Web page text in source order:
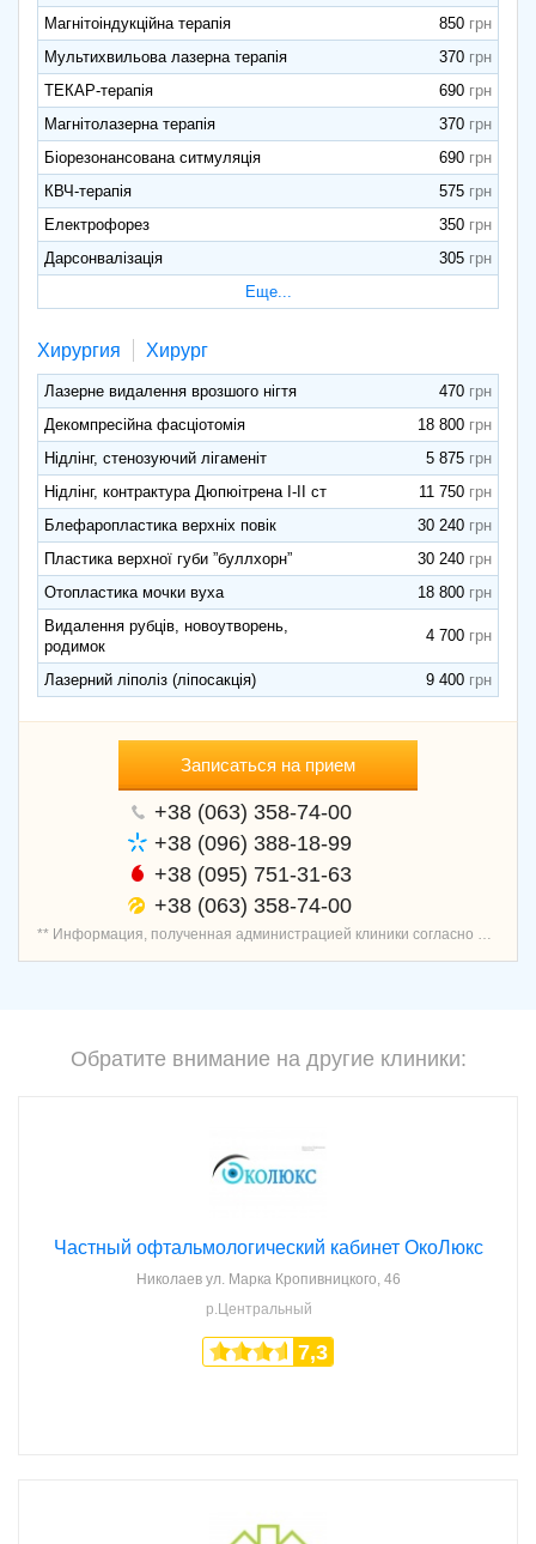
Магнітоіндукційна терапія
850
Мультихвильова лазерна терапія
370
ТЕКАР-терапія
690
Магнітолазерна терапія
370
Біорезонансована ситмуляція
690
КВЧ-терапія
575
Електрофорез
350
Дарсонвалізація
305
Еще...
Хирургия Хирург
Лазерне видалення врозшого нігтя
470
Декомпресійна фасціотомія
18 800
Нідлінг, стенозуючий лігаменіт
5 875
Нідлінг, контрактура Дюпюітрена І-ІІ ст
11 750
Блефаропластика верхніх повік
30 240
Пластика верхної губи ”буллхорн”
30 240
Отопластика мочки вуха
18 800
Видалення рубців, новоутворень,
родимок
4 700
Лазерний ліполіз (ліпосакція) 9 400
Записаться на прием
+38 (063) 358-74-00
+38 (096) 388-18-99
+38 (095) 751-31-63
+38 (063) 358-74-00
Обратите внимание на другие клиники:
Частный офтальмологический кабинет ОкоЛюкс
Николаев ул. Марка Кропивницкого, 46
р.Центральный
7,3